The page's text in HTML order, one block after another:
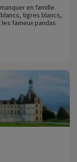
en famille.
tigres blancs,
fameux pandas